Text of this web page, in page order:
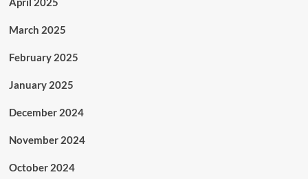
March 2025
February 2025
January 2025
December 2024
November 2024
October 2024